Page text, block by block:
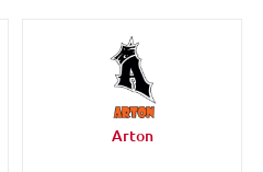
Arton